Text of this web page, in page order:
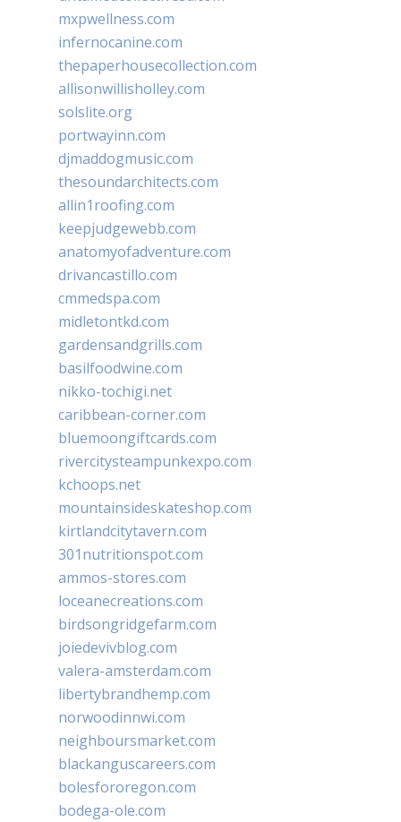
mxpwellness.com
infernocanine.com
thepaperhousecollection.com
allisonwillisholley.com
solslite.org
portwayinn.com
djmaddogmusic.com
thesoundarchitects.com
allin1roofing.com
keepjudgewebb.com
anatomyofadventure.com
drivancastillo.com
cmmedspa.com
midletontkd.com
gardensandgrills.com
basilfoodwine.com
nikko-tochigi.net
caribbean-corner.com
bluemoongiftcards.com
rivercitysteampunkexpo.com
kchoops.net
mountainsideskateshop.com
kirtlandcitytavern.com
301nutritionspot.com
ammos-stores.com
loceanecreations.com
birdsongridgefarm.com
joiedevivblog.com
valera-amsterdam.com
libertybrandhemp.com
norwoodinnwi.com
neighboursmarket.com
blackanguscareers.com
bolesfororegon.com
bodega-ole.com